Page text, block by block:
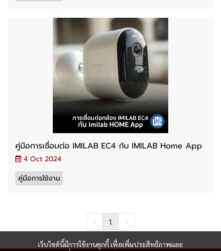
คู่มือการเชื่อมต่อ IMILAB EC4 กับ IMILAB Home App
4 Oct 2024
คู่มือการใช้งาน
1
เว็บไซต์นี้มีการใช้งานคุกกี้ เพื่อเพิ่มประสิทธิภาพและ